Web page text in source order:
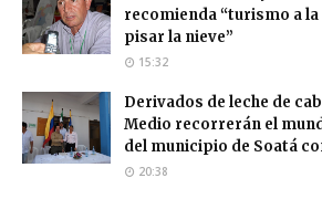
recomienda “turismo a
pisar la nieve”
15:32
Derivados de leche de
Medio recorrerán el
del municipio de Soatá
20:38